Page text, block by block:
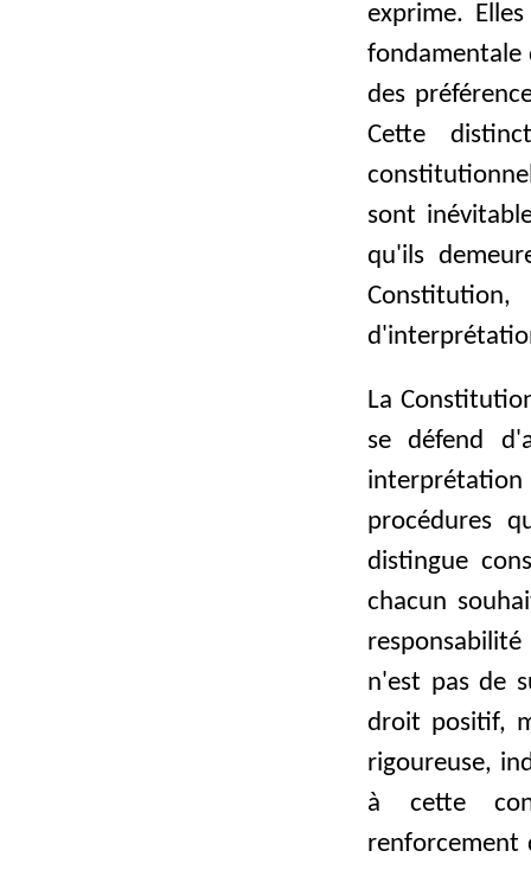
exprime.
fondamentale
des
Cette
sont
qu'ils
La
se défend
procédures
distingue
chacun
n'est pas de
droit positif,
rigoureuse,
à cette
renforcement